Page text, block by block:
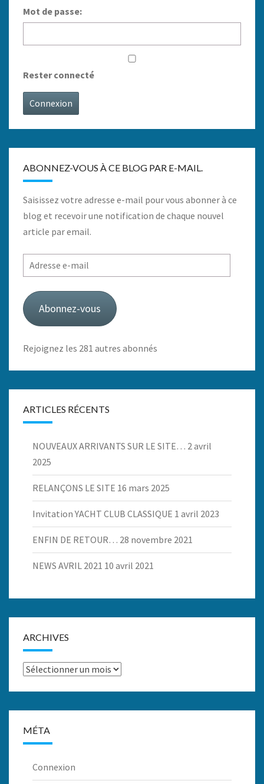
Mot de passe:
Rester connecté
Connexion
ABONNEZ-VOUS À CE BLOG PAR E-MAIL.
Saisissez votre adresse e-mail pour vous abonner à ce
blog et recevoir une notification de chaque nouvel
article par email.
Adresse
e-
mail
Abonnez-vous
Rejoignez les 281 autres abonnés
ARTICLES RÉCENTS
NOUVEAUX ARRIVANTS SUR LE SITE… 2 avril
2025
RELANÇONS LE SITE 16 mars 2025
Invitation YACHT CLUB CLASSIQUE 1 avril 2023
ENFIN DE RETOUR… 28 novembre 2021
NEWS AVRIL 2021 10 avril 2021
ARCHIVES
Archives
MÉTA
Connexion